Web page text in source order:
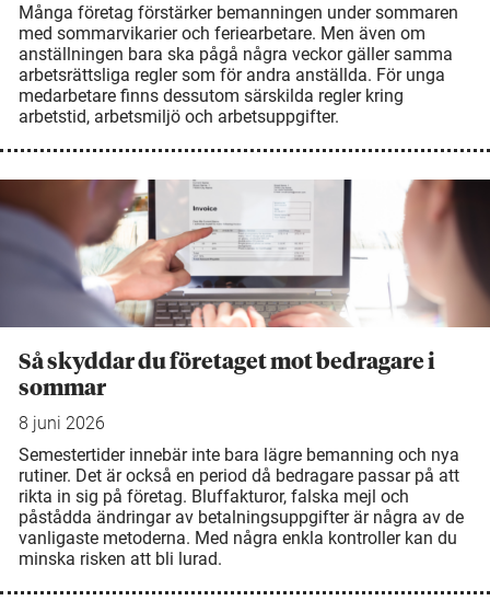
Många företag förstärker bemanningen under sommaren
med sommarvikarier och feriearbetare. Men även om
anställningen bara ska pågå några veckor gäller samma
arbetsrättsliga regler som för andra anställda. För unga
medarbetare finns dessutom särskilda regler kring
arbetstid, arbetsmiljö och arbetsuppgifter.
Så skyddar du företaget mot bedragare i
sommar
8 juni 2026
Semestertider innebär inte bara lägre bemanning och nya
rutiner. Det är också en period då bedragare passar på att
rikta in sig på företag. Bluffakturor, falska mejl och
påstådda ändringar av betalningsuppgifter är några av de
vanligaste metoderna. Med några enkla kontroller kan du
minska risken att bli lurad.